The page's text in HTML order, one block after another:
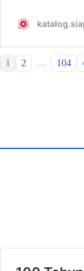
1 2 … 104